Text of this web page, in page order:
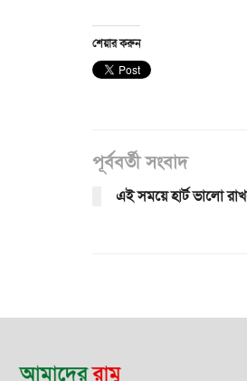
শেয়ার করুন
পূর্ববর্তী সংবাদ
এই সময়ে হার্ট ভালো